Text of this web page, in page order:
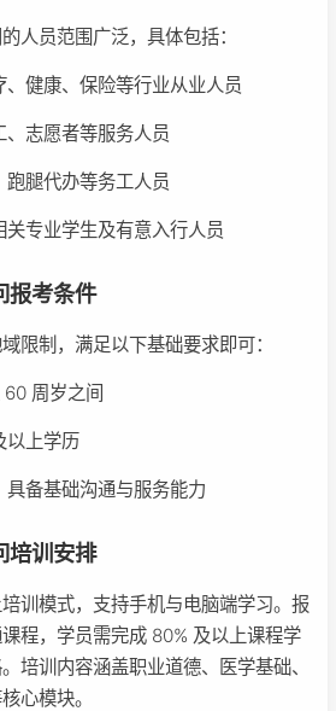
人员范围广泛，具体包括：
、健康、保险等行业从业人员
志愿者等服务人员
跑腿代办等务工人员
关专业学生及有意入行人员
报考条件
限制，满足以下基础要求即可：
周岁之间
以上学历
具备基础沟通与服务能力
培训安排
训模式，支持手机与电脑端学习。报
程，学员需完成 80% 及以上课程学
培训内容涵盖职业道德、医学基础、
心模块。